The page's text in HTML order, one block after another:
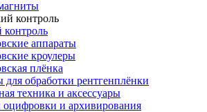
контроль
аппараты
кроулеры
плёнка
для обработки рентгенплёнки
техника и аксессуары
и архивирования